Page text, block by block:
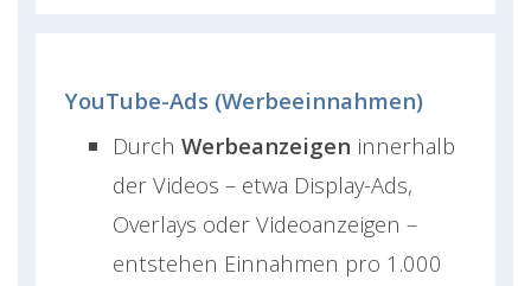
YouTube-Ads (Werbeeinnahmen)
Durch Werbeanzeigen innerhalb
der Videos – etwa Display-Ads,
Overlays oder Videoanzeigen –
entstehen Einnahmen pro 1.000